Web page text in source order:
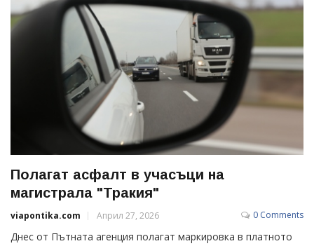
Полагат асфалт в учасъци на
магистрала "Тракия"
viapontika.com Април 27, 2026 0 Comments
Днес от Пътната агенция полагат маркировка в платното